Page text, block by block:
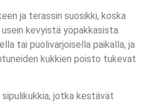
ja terassin suosikki, koska
kevyistä yöpakkasista.
tai puolivarjoisella paikalla, ja
kukkien poisto tukevat
jotka kestävät